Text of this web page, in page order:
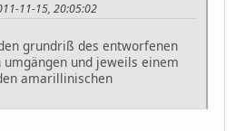
11-15, 20:05:02
grundriß des entworfenen
und jeweils einem
amarillinischen